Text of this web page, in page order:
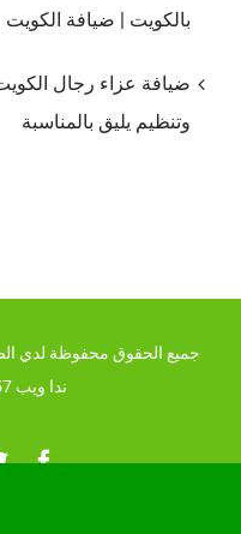
بالكويت | ضيافة الكويت
ضيافة عزاء رجال
وتنظيم يليق بالمناسبة
جميع الحقوق محفوظة لدي
ندا ويب 00201068468757